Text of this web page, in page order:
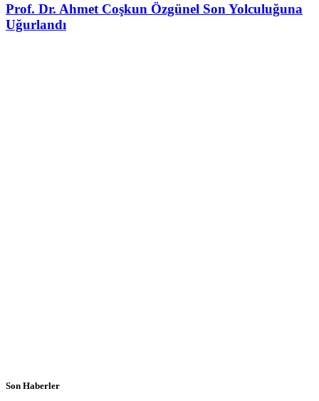
Prof. Dr. Ahmet Coşkun Özgünel Son Yolculuğuna
Uğurlandı
Son Haberler